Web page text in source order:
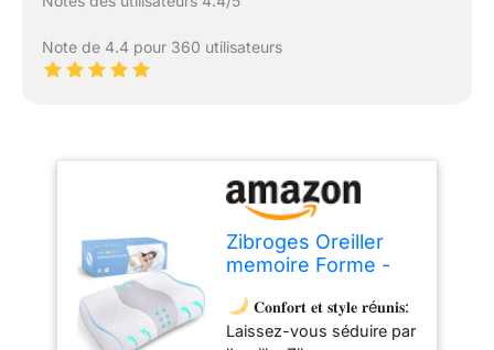
Note de 4.4 pour 360 utilisateurs
Zibroges Oreiller
memoire Forme -
Ergonomique
Dormeurs sur Le
𝐂𝐨𝐧𝐟𝐨𝐫𝐭 𝐞𝐭 𝐬𝐭𝐲𝐥𝐞 𝐫é𝐮𝐧𝐢𝐬:
Laissez-vous séduire par